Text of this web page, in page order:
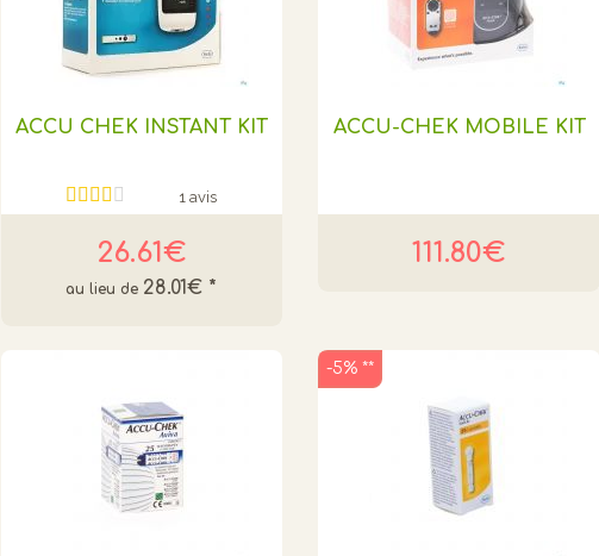
ACCU CHEK INSTANT KIT
1 avis
26.61€
28.01€ *
ACCU-CHEK MOBILE KIT
111.80€
-5% **